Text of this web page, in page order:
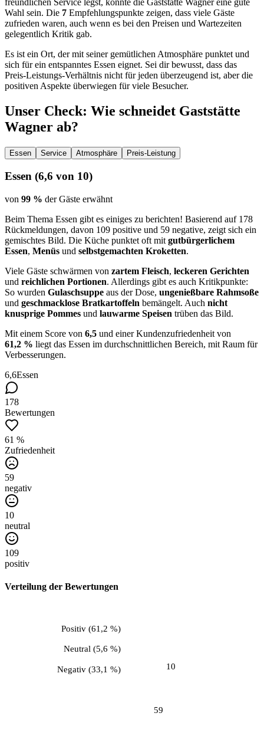
Wahl sein. Die 7 Empfehlungspunkte zeigen, dass viele Gäste
zufrieden waren, auch wenn es bei den Preisen und Wartezeiten
gelegentlich Kritik gab.
Es ist ein Ort, der mit seiner gemütlichen Atmosphäre punktet und
sich für ein entspanntes Essen eignet. Sei dir bewusst, dass das
Preis-Leistungs-Verhältnis nicht für jeden überzeugend ist, aber die
positiven Aspekte überwiegen für viele Besucher.
Unser Check: Wie schneidet Gaststätte
Wagner ab?
Essen Service Atmosphäre Preis-Leistung
Essen (6,6 von 10)
von 99 % der Gäste erwähnt
Beim Thema Essen gibt es einiges zu berichten! Basierend auf 178
Rückmeldungen, davon 109 positive und 59 negative, zeigt sich ein
gemischtes Bild. Die Küche punktet oft mit gutbürgerlichem
Essen, Menüs und selbstgemachten Kroketten.
Viele Gäste schwärmen von zartem Fleisch, leckeren Gerichten
und reichlichen Portionen. Allerdings gibt es auch Kritikpunkte:
So wurden Gulaschsuppe aus der Dose, ungenießbare Rahmsoße
und geschmacklose Bratkartoffeln bemängelt. Auch nicht
knusprige Pommes und lauwarme Speisen trüben das Bild.
Mit einem Score von 6,5 und einer Kundenzufriedenheit von
61,2 % liegt das Essen im durchschnittlichen Bereich, mit Raum für
Verbesserungen.
6,6Essen
178
Bewertungen
61 %
Zufriedenheit
59
negativ
10
neutral
109
positiv
Verteilung der Bewertungen
59
Negativ(33,1 %) 10
Neutral (5,6 %)
Positiv(61,2 %)